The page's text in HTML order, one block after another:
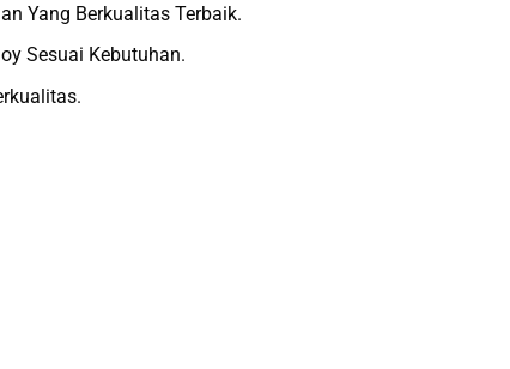
Yang Berkualitas Terbaik.
Sesuai Kebutuhan.